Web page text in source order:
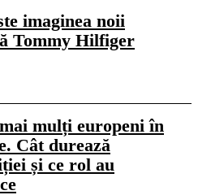
imaginea noii
Tommy Hilfiger
mulți europeni în
Cât durează
și ce rol au